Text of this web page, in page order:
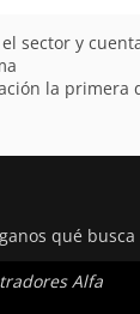
sector y
la primera
qué busca
Alfa